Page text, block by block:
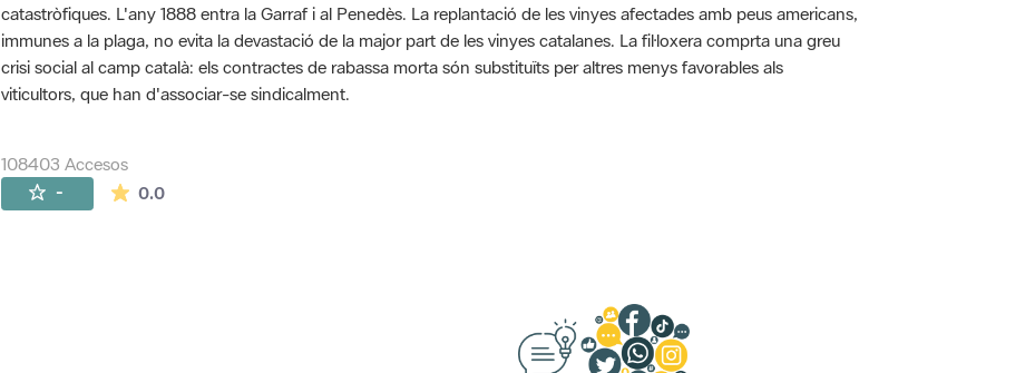
catastròfiques. L'any 1888 entra la Garraf i al Penedès. La replantació de les vinyes afectades amb peus americans,
immunes a la plaga, no evita la devastació de la major part de les vinyes catalanes. La fil·loxera comprta una greu
crisi social al camp català: els contractes de rabassa morta són substituïts per altres menys favorables als
viticultors, que han d'associar-se sindicalment.
108403 Accesos
- 0.0La valoración media es de 0 estrellas de 5.